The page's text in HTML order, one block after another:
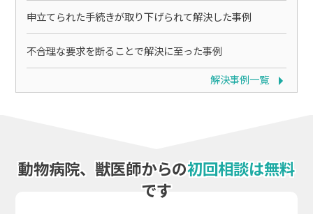
申立てられた手続きが取り下げられて解決した事例
不合理な要求を断ることで解決に至った事例
解決事例一覧
動物病院、獣医師からの初回相談は無料
です